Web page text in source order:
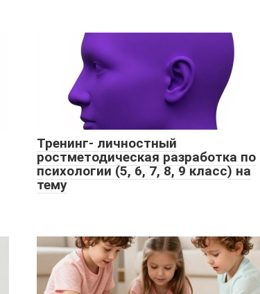
Тренинг- личностный
ростметодическая разработка по
психологии (5, 6, 7, 8, 9 класс) на
тему